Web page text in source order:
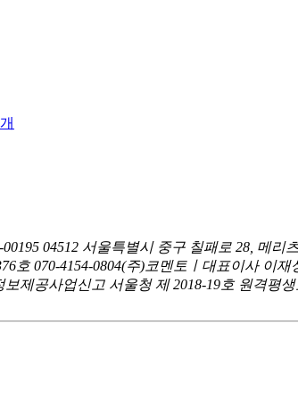
04512 서울특별시 중구 칠패로 28, 메리
호 070-4154-0804(주)코멘토ㅣ대표이사 이재
보제공사업신고 서울청 제 2018-19호 원격평